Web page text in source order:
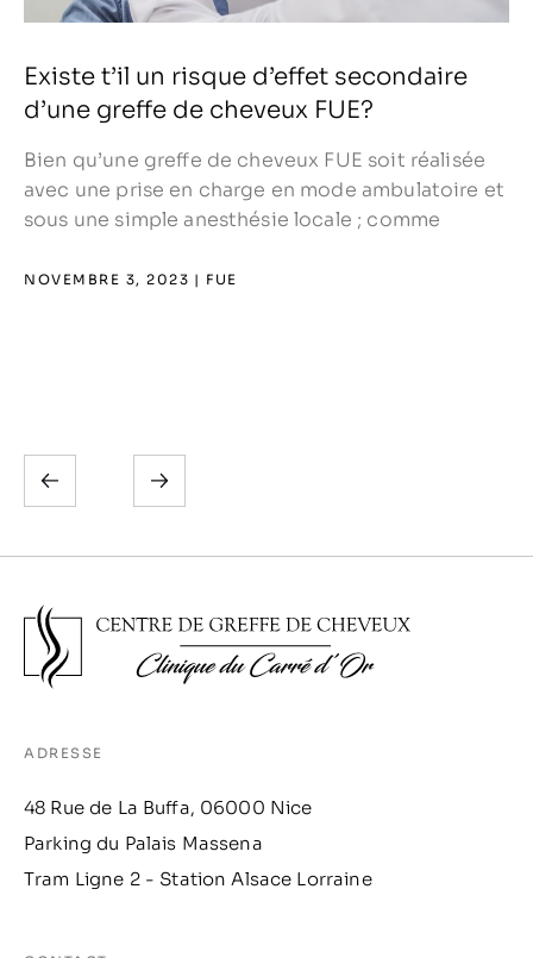
Existe t’il un risque d’effet secondaire
d’une greffe de cheveux FUE?
Bien qu’une greffe de cheveux FUE soit réalisée
avec une prise en charge en mode ambulatoire et
sous une simple anesthésie locale ; comme
NOVEMBRE 3, 2023 FUE
ADRESSE
48 Rue de La Buffa, 06000 Nice
Parking du Palais Massena
Tram Ligne 2 - Station Alsace Lorraine